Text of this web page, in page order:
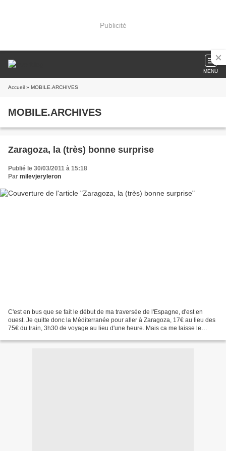
Publicité
MENU
Accueil » MOBILE.ARCHIVES
MOBILE.ARCHIVES
Zaragoza, la (très) bonne surprise
Publié le 30/03/2011 à 15:18
Par milevjeryleron
C'est en bus que se fait le début de ma traversée de l'Espagne, d'est en
ouest. Je quitte donc la Méditerranée pour aller à Zaragoza, 17€ au lieu des
75€ du train, 3h30 de voyage au lieu d'une heure. Mais ca me laisse le